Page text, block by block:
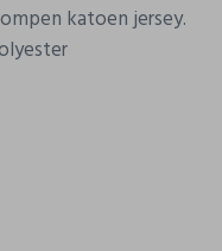
katoen jersey.